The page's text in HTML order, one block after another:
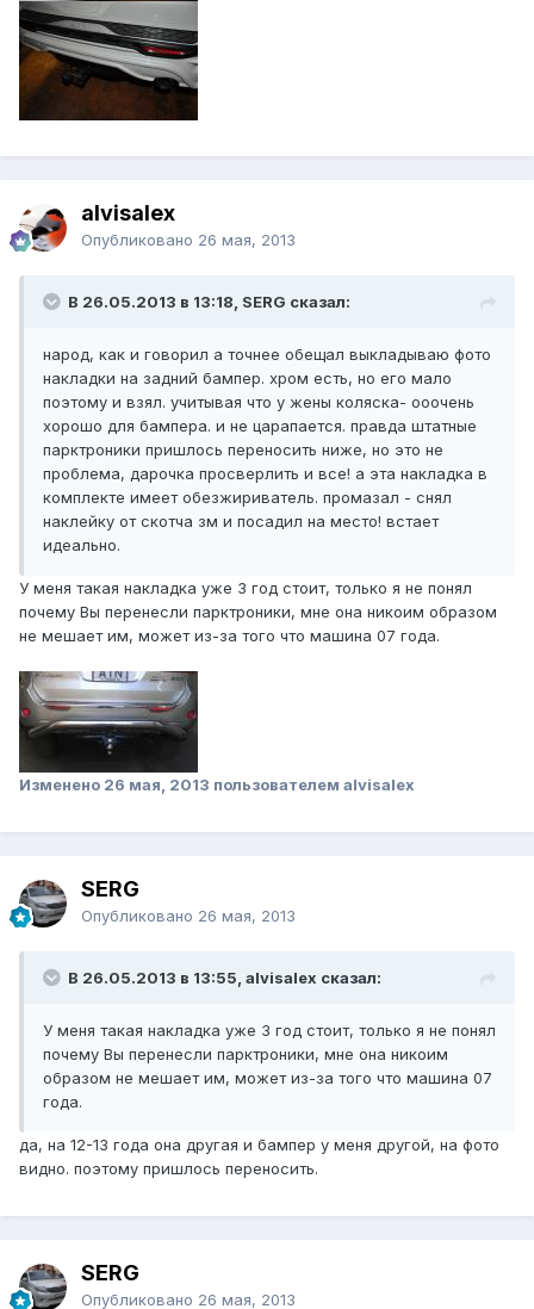
alvisalex
Опубликовано 26 мая, 2013
В 26.05.2013 в 13:18, SERG сказал:
народ, как и говорил а точнее обещал выкладываю фото
накладки на задний бампер. хром есть, но его мало
поэтому и взял. учитывая что у жены коляска- ооочень
хорошо для бампера. и не царапается. правда штатные
парктроники пришлось переносить ниже, но это не
проблема, дарочка просверлить и все! а эта накладка в
комплекте имеет обезжириватель. промазал - снял
наклейку от скотча зм и посадил на место! встает
идеально.
У меня такая накладка уже 3 год стоит, только я не понял
почему Вы перенесли парктроники, мне она никоим образом
не мешает им, может из-за того что машина 07 года.
Изменено 26 мая, 2013 пользователем alvisalex
SERG
Опубликовано 26 мая, 2013
В 26.05.2013 в 13:55, alvisalex сказал:
У меня такая накладка уже 3 год стоит, только я не понял
почему Вы перенесли парктроники, мне она никоим
образом не мешает им, может из-за того что машина 07
года.
да, на 12-13 года она другая и бампер у меня другой, на фото
видно. поэтому пришлось переносить.
SERG
Опубликовано 26 мая, 2013